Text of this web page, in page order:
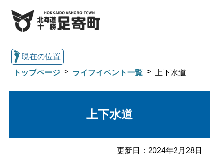
現在の位置
トップページ
ライフイベント一覧 上下水道
上下水道
更新日： 2024年2月28日